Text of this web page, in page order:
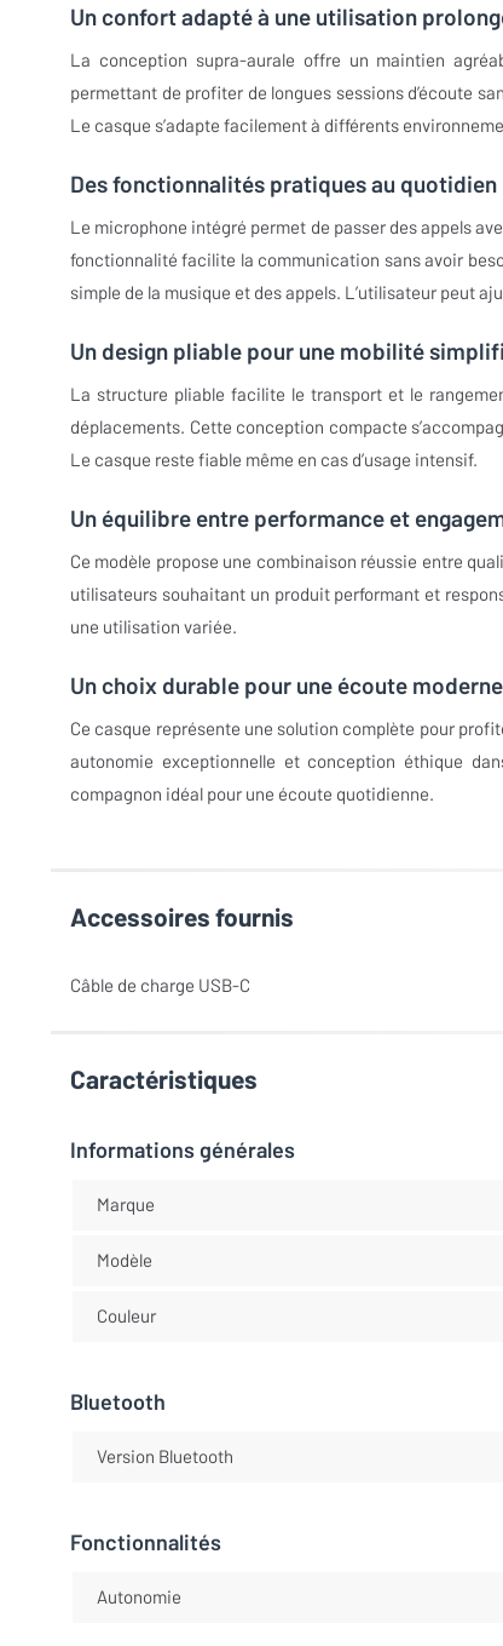
Un confort adapté à une utilisation
La conception supra-aurale offre un maintien
permettant de profiter de longues sessions d’écoute
Le casque s’adapte facilement à différents
Des fonctionnalités pratiques au quotidien
Le microphone intégré permet de passer des appels
fonctionnalité facilite la communication sans avoir
simple de la musique et des appels. L’utilisateur peut
Un design pliable pour une mobilité
La structure pliable facilite le transport et le
déplacements. Cette conception compacte
Le casque reste fiable même en cas d’usage intensif.
Un équilibre entre performance et
Ce modèle propose une combinaison réussie entre
utilisateurs souhaitant un produit performant et
une utilisation variée.
Un choix durable pour une écoute moderne
Ce casque représente une solution complète pour
autonomie exceptionnelle et conception éthique
compagnon idéal pour une écoute quotidienne.
Accessoires fournis
Câble de charge USB-C
Caractéristiques
Informations générales
Marque
Modèle
Couleur
Bluetooth
Version Bluetooth
Fonctionnalités
Autonomie